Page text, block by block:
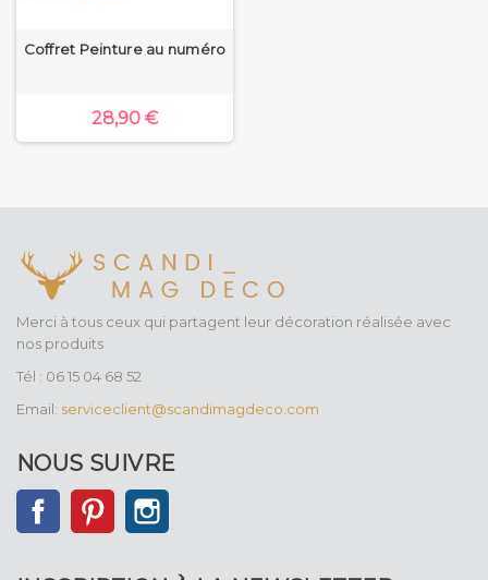
Coffret Peinture au numéro
28,90 €
Merci à tous ceux qui partagent leur décoration réalisée avec
nos produits
Tél : 06 15 04 68 52
Email: serviceclient@scandimagdeco.com
NOUS SUIVRE
FacebookPinterest